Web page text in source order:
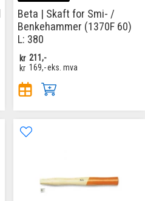
Beta | Skaft for Smi- /
Benkehammer (1370F 60)
L: 380
kr 211,-
kr 169,-eks. mva